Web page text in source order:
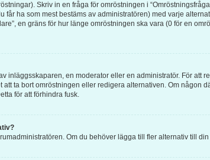
Skriv in en fråga för omröstningen i
får ha som mest bestäms av administratören) med varje
en gräns för hur länge omröstningen ska vara (0 för en
inläggsskaparen, en moderator eller en administratör. För att
ta bort omröstningen eller redigera alternativen. Om någon
för att förhindra fusk.
Om du behöver lägga till fler alternativ till